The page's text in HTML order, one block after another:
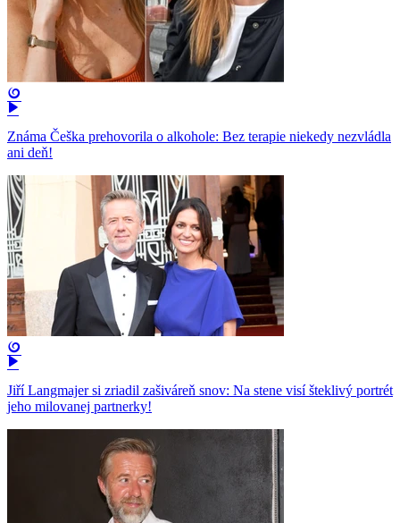
Známa Češka prehovorila o alkohole: Bez terapie niekedy nezvládla
ani deň!
Jiří Langmajer si zriadil zašiváreň snov: Na stene visí šteklivý portrét
jeho milovanej partnerky!